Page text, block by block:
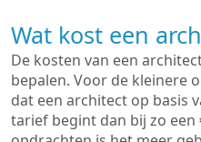
Wat kost een
De kosten van een
bepalen. Voor de kleinere
dat een architect op basis
tarief begint dan bij zo een